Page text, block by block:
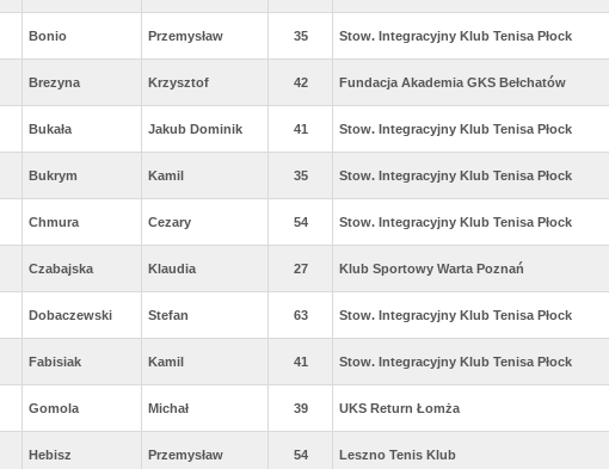
Bonio Przemysław 35 Stow. Integracyjny Klub Tenisa Płock
Brezyna Krzysztof 42 Fundacja Akademia GKS Bełchatów
Bukała Jakub Dominik 41 Stow. Integracyjny Klub Tenisa Płock
Bukrym Kamil 35 Stow. Integracyjny Klub Tenisa Płock
Chmura Cezary 54 Stow. Integracyjny Klub Tenisa Płock
Czabajska Klaudia 27 Klub Sportowy Warta Poznań
Dobaczewski Stefan 63 Stow. Integracyjny Klub Tenisa Płock
Fabisiak Kamil 41 Stow. Integracyjny Klub Tenisa Płock
Gomola Michał 39 UKS Return Łomża
Hebisz Przemysław 54 Leszno Tenis Klub